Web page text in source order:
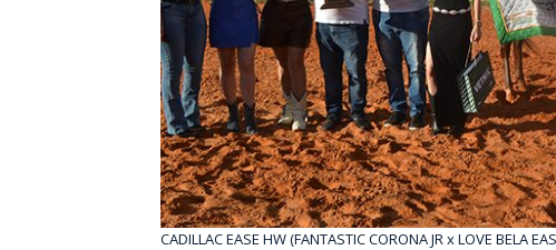
CADILLAC EASE HW (FANTASTIC CORONA JR x LOVE BELA